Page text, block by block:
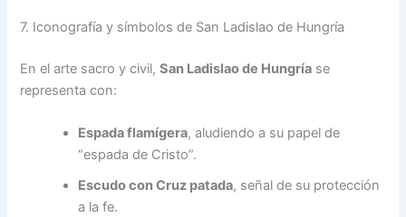
7. Iconografía y símbolos de San Ladislao de Hungría
En el arte sacro y civil,San Ladislao de Hungría se
representa con:
Espada flamígera, aludiendo a su papel de
“espada de Cristo”.
Escudo con Cruz patada, señal de su protección
a la fe.